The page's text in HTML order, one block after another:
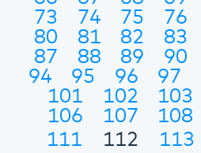
73
74 75 76
80
81 82 83
87
88 89 90
94
95 96 97
101
102 103
106
107 108
111
112 113